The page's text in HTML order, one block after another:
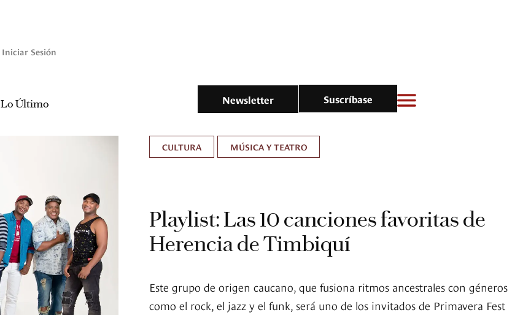
Iniciar Sesión
Lo Último Newsletter Suscríbase
CULTURA MÚSICA Y TEATRO
Playlist: Las 10 canciones favoritas de
Herencia de Timbiquí
Este grupo de origen caucano, que fusiona ritmos ancestrales con géneros
como el rock, el jazz y el funk, será uno de los invitados de Primavera Fest